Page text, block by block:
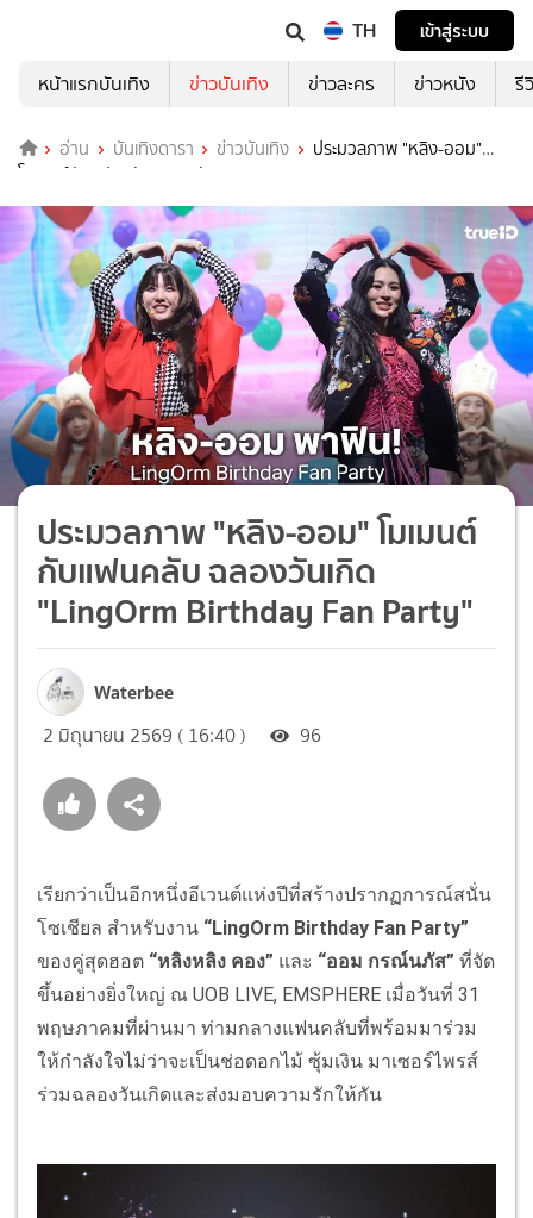
TH
เข้าสู่ระบบ
หน้าแรกบันเทิง
ข่าวบันเทิง ข่าวละคร ข่าวหนัง รี
อ่าน บันเทิงดารา ข่าวบันเทิง
ประมวลภาพ "หลิง-ออม"
โมเมนต์กับแฟนคลับ ฉลองวันเกิด "LingOrm Birthday Fan Party"
ประมวลภาพ "หลิง-ออม" โมเมนต์
กับแฟนคลับ ฉลองวันเกิด
"LingOrm Birthday Fan Party"
Waterbee
2 มิถุนายน 2569 ( 16:40 ) 96
เรียกว่าเป็นอีกหนึ่งอีเวนต์แห่งปีที่สร้างปรากฏการณ์สนั่น
โซเชียล สำหรับงาน “LingOrm Birthday Fan Party”
ของคู่สุดฮอต “หลิงหลิง คอง” และ “ออม กรณ์นภัส” ที่จัด
ขึ้นอย่างยิ่งใหญ่ ณ UOB LIVE, EMSPHERE เมื่อวันที่ 31
พฤษภาคมที่ผ่านมา ท่ามกลางแฟนคลับที่พร้อมมาร่วม
ให้กำลังใจไม่ว่าจะเป็นช่อดอกไม้ ซุ้มเงิน มาเซอร์ไพรส์
ร่วมฉลองวันเกิดและส่งมอบความรักให้กัน